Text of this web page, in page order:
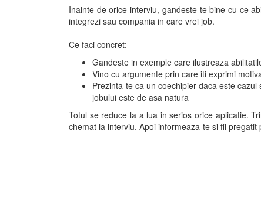
Inainte de orice interviu, gandeste-te bine cu ce
integrezi sau compania in care vrei job.
Ce faci concret:
Gandeste in exemple care ilustreaza
Vino cu argumente prin care iti exprimi
Prezinta-te ca un coechipier daca este
jobului este de asa natura
Totul se reduce la a lua in serios orice aplicatie.
chemat la interviu. Apoi informeaza-te si fii